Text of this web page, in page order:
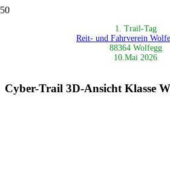
1. Trail-Tag
Reit- und Fahrverein
88364 Wolfegg
10.Mai 2026
Cyber-Trail 3D-Ansicht Klasse